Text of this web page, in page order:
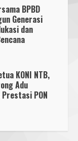
BPBD
Generasi
dan
KONI NTB,
Adu
PON
pada
Wisata
Tanah Wakaf
Sertifikat Hak